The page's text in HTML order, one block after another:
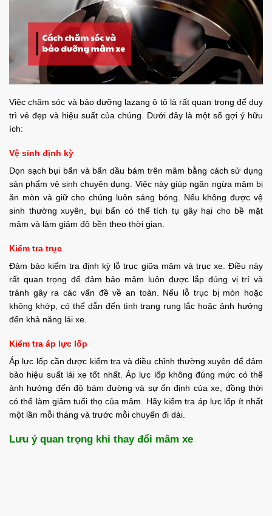
Việc chăm sóc và bảo dưỡng lazang ô tô là rất quan trọng để duy
trì vẻ đẹp và hiệu suất của chúng. Dưới đây là một số gợi ý hữu
ích:
Vệ sinh định kỳ
Dọn sạch bụi bẩn và bẩn dầu bám trên mâm bằng cách sử dụng
sản phẩm vệ sinh chuyên dụng. Việc này giúp ngăn ngừa mâm bị
ăn mòn và giữ cho chúng luôn sáng bóng. Nếu không được vệ
sinh thường xuyên, bụi bẩn có thể tích tụ gây hại cho bề mặt
mâm và làm giảm độ bền theo thời gian.
Kiểm tra trục
Đảm bảo kiểm tra định kỳ lỗ trục giữa mâm và trục xe. Điều này
rất quan trọng để đảm bảo mâm luôn được lắp đúng vị trí và
tránh gây ra các vấn đề về an toàn. Nếu lỗ trục bị mòn hoặc
không khớp, có thể dẫn đến tình trạng rung lắc hoặc ảnh hưởng
đến khả năng lái xe.
Kiểm tra áp lực lốp
Áp lực lốp cần được kiểm tra và điều chỉnh thường xuyên để đảm
bảo hiệu suất lái xe tốt nhất. Áp lực lốp không đúng mức có thể
ảnh hưởng đến độ bám đường và sự ổn định của xe, đồng thời
có thể làm giảm tuổi thọ của mâm. Hãy kiểm tra áp lực lốp ít nhất
một lần mỗi tháng và trước mỗi chuyến đi dài.
Lưu ý quan trọng khi thay đổi mâm xe